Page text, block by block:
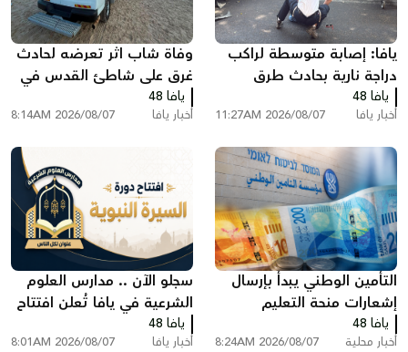
يافا: إصابة متوسطة لراكب
دراجة نارية بحادث طرق
يافا 48
أخبار يافا 2026/08/07 11:27AM
وفاة شاب اثر تعرضه لحادث
غرق على شاطئ القدس في
بات يام...
يافا 48
أخبار يافا 2026/08/07 8:14AM
التأمين الوطني يبدأ بإرسال
إشعارات منحة التعليم
يافا 48
أخبار محلية 2026/08/07 8:24AM
سجلو الآن .. مدارس العلوم
الشرعية في يافا تُعلن افتتاح
د...
يافا 48
أخبار يافا 2026/08/07 8:01AM